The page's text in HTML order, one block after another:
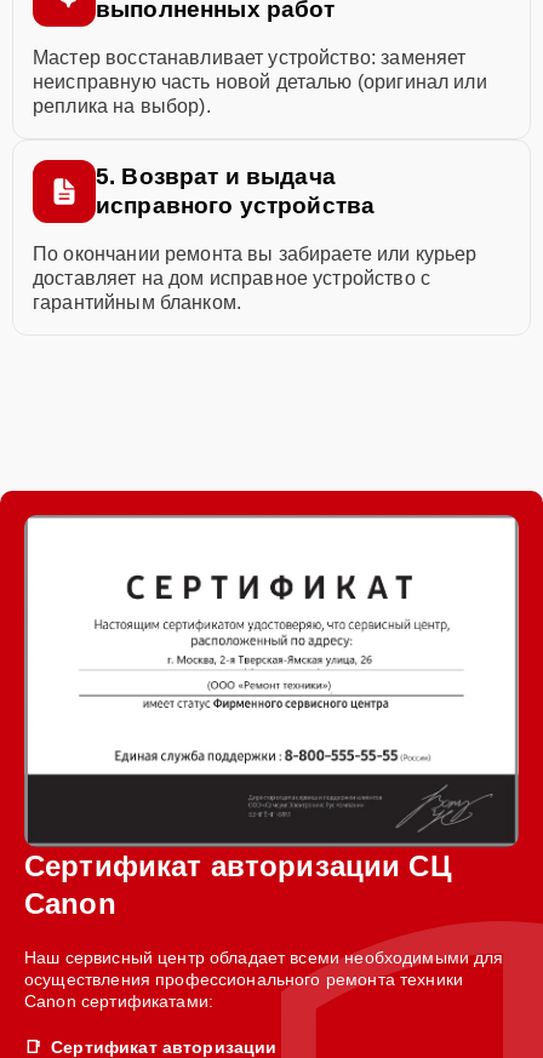
выполненных работ
Мастер восстанавливает устройство: заменяет
неисправную часть новой деталью (оригинал или
реплика на выбор).
5. Возврат и выдача
исправного устройства
По окончании ремонта вы забираете или курьер
доставляет на дом исправное устройство с
гарантийным бланком.
Сертификат авторизации СЦ
Canon
Наш сервисный центр обладает всеми необходимыми для
осуществления профессионального ремонта техники
Canon сертификатами:
Сертификат авторизации